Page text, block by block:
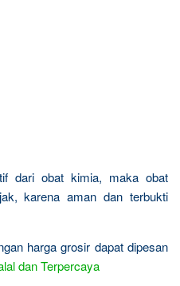
dari obat kimia, maka obat
karena aman dan terbukti
harga grosir dapat dipesan
dan Terpercaya